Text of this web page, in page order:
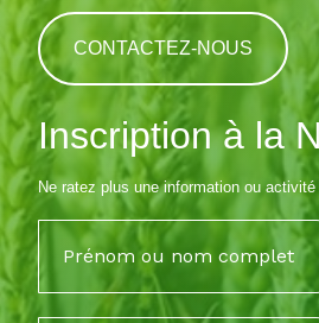
CONTACTEZ-NOUS
Inscription à la
Ne ratez plus une information ou